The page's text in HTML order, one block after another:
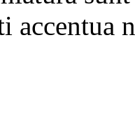
accentua